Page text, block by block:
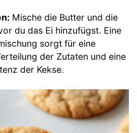
Mische die Butter und die
du das Ei hinzufügst. Eine
sorgt für eine
der Zutaten und eine
der Kekse.